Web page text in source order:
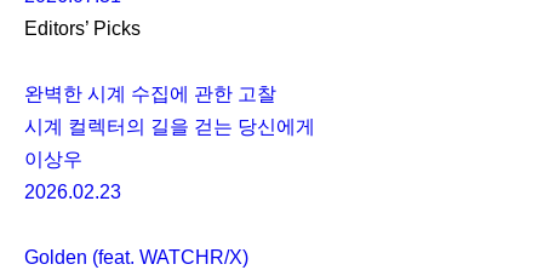
Editors’ Picks
완벽한 시계 수집에 관한 고찰
시계 컬렉터의 길을 걷는 당신에게
이상우
2026.02.23
Golden (feat. WATCHR/X)